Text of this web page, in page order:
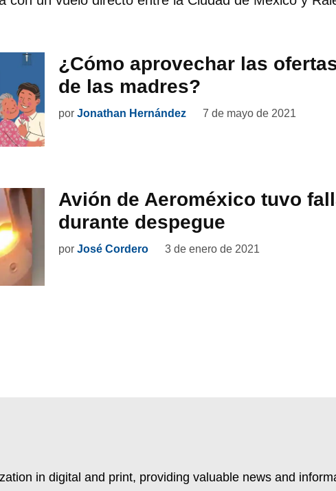
¿Cómo aprovechar las
de las madres?
por Jonathan Hernández 7 de mayo de 2021
Avión de Aeroméxico tuvo
durante despegue
por José Cordero 3 de enero de 2021
in digital and print, providing valuable news and